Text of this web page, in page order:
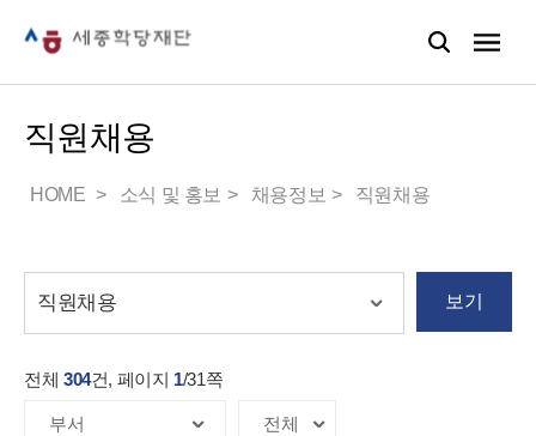
직원채용
HOME 소식 및 홍보 채용정보 직원채용
보기
전체 304건, 페이지 1/31쪽